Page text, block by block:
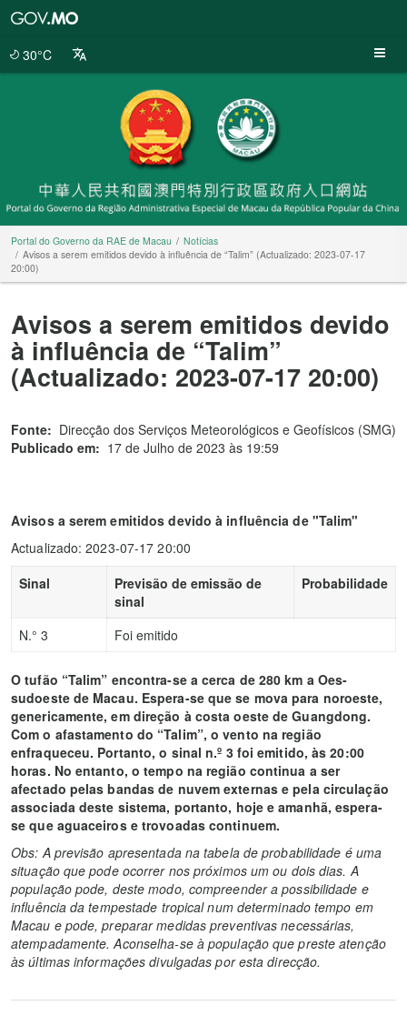
30°C
Portal do Governo da RAE de Macau
Notícias
Avisos a serem emitidos devido à influência de “Talim” (Actualizado: 2023-07-17
20:00)
Avisos a serem emitidos devido
à influência de “Talim”
(Actualizado: 2023-07-17 20:00)
Fonte: Direcção dos Serviços Meteorológicos e Geofísicos (SMG)
Publicado em: 17 de Julho de 2023 às 19:59
Avisos a serem emitidos devido à influência de "Talim"
Actualizado: 2023-07-17 20:00
Sinal
Previsão de emissão de
sinal
Probabilidade
N.° 3 Foi emitido
O tufão “Talim” encontra-se a cerca de 280 km a Oes-
sudoeste de Macau. Espera-se que se mova para noroeste,
genericamente, em direção à costa oeste de Guangdong.
Com o afastamento do “Talim”, o vento na região
enfraqueceu. Portanto, o sinal n.º 3 foi emitido, às 20:00
horas. No entanto, o tempo na região continua a ser
afectado pelas bandas de nuvem externas e pela circulação
associada deste sistema, portanto, hoje e amanhã, espera-
se que aguaceiros e trovoadas continuem.
Obs: A previsão apresentada na tabela de probabilidade é uma
situação que pode ocorrer nos próximos um ou dois dias. A
população pode, deste modo, compreender a possibilidade e
influência da tempestade tropical num determinado tempo em
Macau e pode, preparar medidas preventivas necessárias,
atempadamente. Aconselha-se à população que preste atenção
às últimas informações divulgadas por esta direcção.